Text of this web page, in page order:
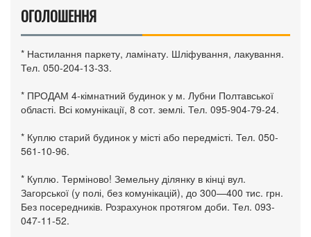
ОГОЛОШЕННЯ
* Настилання паркету, ламінату. Шліфування, лакування.
Тел. 050-204-13-33.
* ПРОДАМ 4-кімнатний будинок у м. Лубни Полтавської
області. Всі комунікації, 8 сот. землі. Тел. 095-904-79-24.
* Куплю старий будинок у місті або передмісті. Тел. 050-
561-10-96.
* Куплю. Терміново! Земельну ділянку в кінці вул.
Загорської (у полі, без комунікацій), до 300—400 тис. грн.
Без посередників. Розрахунок протягом доби. Тел. 093-
047-11-52.